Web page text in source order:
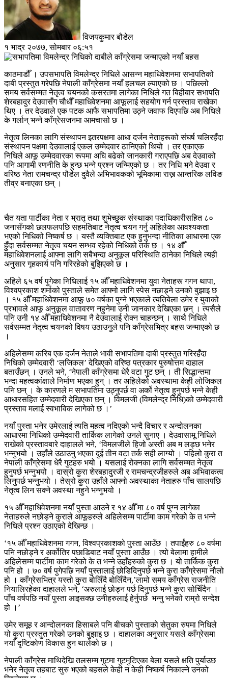
विजयकुमार बौडेल
१ भाद्र २०७७, सोमबार ०६:५१
काठमाडौँ । उपसभापति विमलेन्द्र निधिले आसन्न महाधिवेशनमा सभापतिको
दाबी प्रस्तुत गरेपछि नेपाली काँग्रेसमा नयाँ हलचल ल्याएको छ । पछिल्लो
समय सर्वसम्मत नेतृत्व चयनको कसरतमा लागेका निधिले गत बिहीबार सभापति
शेरबहादुर देउवासँग चौधौँ महाधिवेशनमा आफूलाई सहयोग गर्न प्रस्ताव राखेका
थिए । तर देउवाले एक पटक आफै सभापतिमा उठ्ने जवाफ दिएपछि अब निधिले
के गर्लान् भन्ने काँग्रेसजनमा आमचासो छ ।
नेतृत्व लिनका लागि संस्थापन इतरपक्षमा आधा दर्जन नेताहरूको संघर्ष चलिरहँदा
संस्थापन पक्षमा देउवालाई एकल उम्मेदवार ठानिएको थियो । तर एकाएक
निधिले आफू उम्मेदवारका रूपमा अघि बढेको जानकारी गराएपछि अब देउवाको
पनि आगामी रणनीति के हुन्छ भन्ने प्रश्न जन्मिएको छ । तर निधि भने देउवा र
वरिष्ठ नेता रामचन्द्र पौडेल दुवैले अभिभावकको भूमिकामा राख्न आन्तरिक लविङ
तीव्र बनाएका छन् ।
चैत यता पार्टीका नेता र भ्रातृ तथा शुभेच्छुक संस्थाका पदाधिकारीसहित ८०
जनासँगको छलफलपछि सहमतिबाट नेतृत्व चयन गर्नु अहिलेका आवश्यकता
भएको निधिको निष्कर्ष छ । यस्तै व्यक्तिबाट एक हुनुभन्दा नीतिका आधारमा एक
हुँदा सर्वसम्मत नेतृत्व चयन सम्भव रहेको निधिको तर्क छ । १४ औँ
महाधिवेशनलाई आफ्ना लागि सबैभन्दा अनुकूल परिस्थिति ठानेका निधिले त्यही
अनुसार गृहकार्य पनि गरिरहेको बुझिएको छ ।
अहिले ६५ वर्ष पुगेका निधिलाई १५ औँ महाधिवेशनमा युवा नेताहरू गगन थापा,
विश्वप्रकाश शर्माको पुस्ताले समेत आफ्नो लागि स्पेस नछाड्ने उनको बुझाइ छ
। १५ औँ महाधिवेशनमा आफू ७० वर्षका पुग्ने भएकाले त्यतिबेला उमेर र युवाको
प्रभावले आफू अनुकूल वातावरण नहुनेमा उनी जानकार देखिएका छन् । त्यसैले
पनि उनी १४ औँ महाधिवेशनमा नै देउवालाई रोक्न चाहन्छन् । साथै निधिले
सर्वसम्मत नेतृत्व चयनको विषय उठाउनुले पनि काँग्रेसभित्र बहस जन्माएको छ
।
अहिलेसम्म करिब एक दर्जन नेताले भावी सभापतिमा दाबी प्रस्तुत गरिरहँदा
निधिको उम्मेदवारी ‘लजिकल’ देखिएको वरिष्ठ पत्रकार पुरुषोत्तम दाहाल
बताउँछन् । उनले भने, ‘नेपाली काँग्रेसमा धेरै वटा गुट छन् । ती सिद्धान्तमा
भन्दा महत्वकांक्षाले निर्माण भएका हुन् । तर अहिलेको अवस्थामा केही लोजिकल
पनि छन् । के कारणले म सभापतिमा उठ्नुपर्छ वा अर्को नेतृत्व हुनुपर्छ भन्ने केही
आधारसहित उम्मेदवारी देखिएका छन् । विमलजी (विमलेन्द्र निधि)को उम्मेदवारी
प्रस्ताव मलाई स्वभाविक लागेको छ ।’
नयाँ पुस्ता भनेर उमेरलाई त्यति महत्व नदिएको भन्दै विचार र अन्दोलनका
आधारमा निधिको उम्मेदवारी तार्किक लागेको उनले सुनाए । देउवासामू निधिले
राखेको प्रस्तावबारे दाहालले भने, ‘विमलजीले हिजो अस्ती अब म लड्छ भनेर
भन्नुभयो । उहाँले उठाउनु भएका दुई तीन वटा तर्क सही लाग्यो । पहिलो कुरा त
नेपाली काँग्रेसमा धेरै गुटहरु भयो । यसलाई रोक्नका लागि सर्वसम्मत नेतृत्व
हुनुपर्छ भन्नुभयो । दास्रो कुरा शेरबहादुरजी र रामचन्द्रजीहरुले अब अभिवाकत्व
लिनुपर्छ भन्नुभयो । तेस्रो कुरा उहाँले आफ्नो अवस्थाका नेताहरु पाँच सालपछि
नेतृत्व लिन सक्ने अवस्था नहुने भन्नुभयो ।
१५ औँ महाधिवेशनमा नयाँ पुस्ता आउने र १४ औँ मा ८० वर्ष पुग्न लागेका
नेताहरुले नछोड्ने कुराले आफूहरुले अहिलेसम्म पार्टीमा काम गरेको के त भन्ने
निधिले प्रश्न उठाएको देखिन्छ ।
‘१५ औँ महाधिवेशनमा गगन, विश्वप्रकाशको पुस्ता आउँछ । तपाईंहरु ८० वर्षमा
पनि नछोड्ने र अर्कोतिर पछाडिबाट नयाँ पुस्ता आउँछ । त्यो बेलामा हामीले
अहिलेसम्म पार्टीमा काम गरेको के त भन्ने उहाँहरुको कुरा छ । यो तार्किक कुरा
पनि हो । ७० वर्ष पुगेपछि नयाँ पुस्तालाई छोडिदिनुपर्छ भन्ने कुरा काँग्रेसमा नौलो
हो । काँग्रेसभित्र यस्तो कुरा बोलिँदै बोलिँदैन,’लामो समय काँग्रेस राजनीति
नियालिरहेका दाहालले भने, ‘अरुलाई छोड्न पर्छ दिनुपर्छ भन्ने कुरा सोचिँदैन ।
पाँच वर्षपछि नयाँ पुस्ता आइसक्छ उनीहरुलाई हेर्नुपर्छ भन्नु भनेको राम्रो सन्देश
हो ।’
उमेर समूह र आन्दोलनका हिसाबले पनि बीचको पुस्ताको सेतुका रुपमा निधिले
यो कुरा प्रस्तुत गरेको उनको बुझाइ छ । दाहालका अनुसार यसले काँग्रेसमा
नयाँ दृष्टिकोण विकास हुन थालेको छ ।
नेपाली काँग्रेस माथिदेखि तलसम्म गुटमा गुटमुटिएका बेला यसले क्षति पुर्याउछ
भनेर नेतृत्व तहबाट सुरु भएको बहसले केही न केही निष्कर्ष निकाल्ने उनको